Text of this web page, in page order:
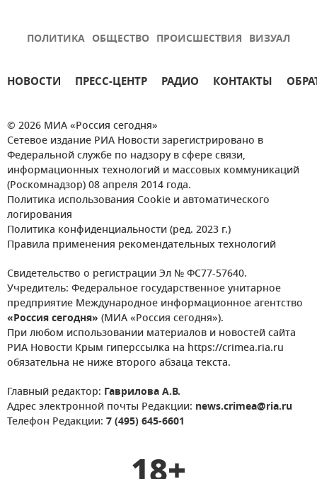
ПОЛИТИКА ОБЩЕСТВО ПРОИСШЕСТВИЯ ВИЗУАЛ
НОВОСТИ ПРЕСС-ЦЕНТР РАДИО КОНТАКТЫ
© 2026 МИА «Россия сегодня»
Сетевое издание РИА Новости зарегистрировано в
Федеральной службе по надзору в сфере связи,
информационных технологий и массовых коммуникаций
(Роскомнадзор) 08 апреля 2014 года.
Политика использования Cookie и автоматического
логирования
Политика конфиденциальности (ред. 2023 г.)
Правила применения рекомендательных технологий
Свидетельство о регистрации Эл № ФС77-57640.
Учредитель: Федеральное государственное унитарное
предприятие Международное информационное агентство
«Россия сегодня» (МИА «Россия сегодня»).
При любом использовании материалов и новостей сайта
РИА Новости Крым гиперссылка на https://crimea.ria.ru
обязательна не ниже второго абзаца текста.
Главный редактор: Гаврилова А.В.
Адрес электронной почты Редакции: news.crimea@ria.ru
Телефон Редакции: 7 (495) 645-6601